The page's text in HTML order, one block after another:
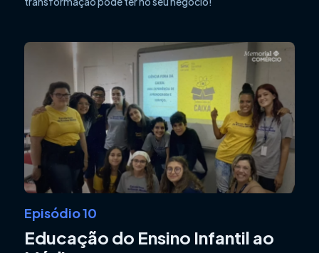
Episódio 10
Educação do Ensino Infantil ao